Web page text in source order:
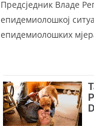
Предсједник Владе
епидемиолошкој
епидемиолошких